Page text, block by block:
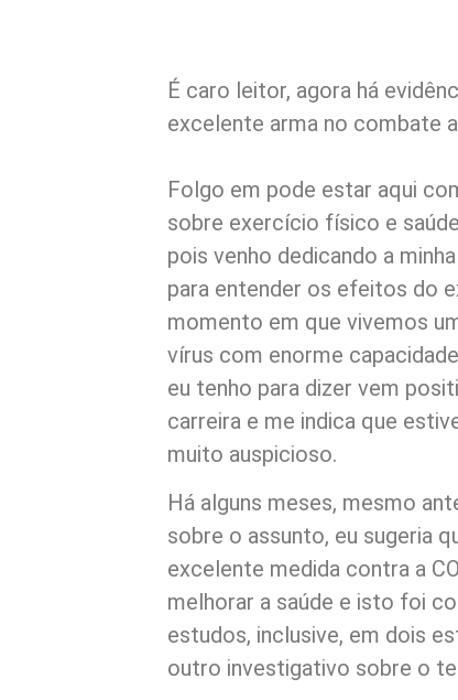
É caro leitor, agora há
excelente arma no combate
Folgo em pode estar aqui
sobre exercício físico e
pois venho dedicando a
para entender os efeitos do
momento em que vivemos
vírus com enorme
eu tenho para dizer vem
carreira e me indica que
muito auspicioso.
Há alguns meses, mesmo
sobre o assunto, eu sugeria
excelente medida contra a
melhorar a saúde e isto foi
estudos, inclusive, em dois
outro investigativo sobre o